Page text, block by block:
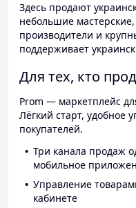
Здесь продают
небольшие
производители и
поддерживает
Для тех, кто
Prom — маркетплейс
Лёгкий старт, удобное
покупателей.
Три канала продаж
мобильное
Управление
кабинете